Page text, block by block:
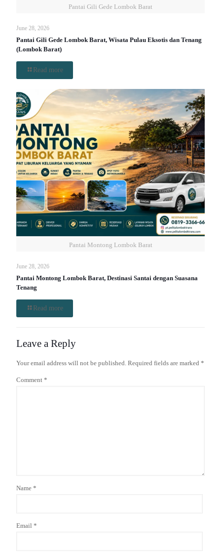
Pantai Gili Gede Lombok Barat
June 28, 2026
Pantai Gili Gede Lombok Barat, Wisata Pulau Eksotis dan Tenang
(Lombok Barat)
Read more
Pantai Montong Lombok Barat
June 28, 2026
Pantai Montong Lombok Barat, Destinasi Santai dengan Suasana
Tenang
Read more
Leave a Reply
Your email address will not be published. Required fields are marked *
Comment *
Name *
Email *